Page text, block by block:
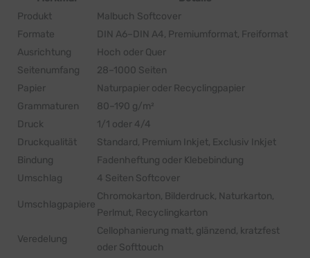
Produkt
Malbuch Softcover
Formate
DIN A6–DIN A4, Premiumformat, Freiformat
Ausrichtung
Hoch oder Quer
Seitenumfang
28–1000 Seiten
Papier
Naturpapier oder Recyclingpapier
Grammaturen
80–190 g/m²
Druck
1/1 oder 4/4
Druckqualität
Standard, Premium Inkjet, Exclusiv Inkjet
Bindung
Fadenheftung oder Klebebindung
Umschlag
4 Seiten Softcover
Umschlagpapiere
Chromokarton, Bilderdruck, Naturkarton,
Perlmut, Recyclingkarton
Veredelung
Cellophanierung matt, glänzend, kratzfest
oder Softtouch